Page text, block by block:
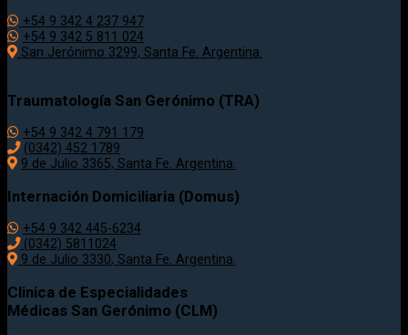
+54 9 342 4 237 947
+54 9 342 5 811 024
San Jerónimo 3299, Santa Fe. Argentina.
Traumatología San Gerónimo (TRA)
+54 9 342 4 791 179
(0342) 452 1789
9 de Julio 3365, Santa Fe. Argentina.
Internación Domiciliaria (Domus)
+54 9 342 445-6234
(0342) 5811024
9 de Julio 3330, Santa Fe. Argentina.
Clinica de Especialidades
Médicas San Gerónimo (CLM)